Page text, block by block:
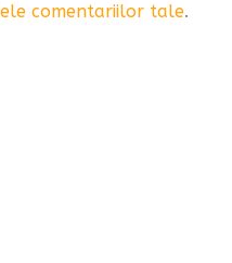
comentariilor tale.